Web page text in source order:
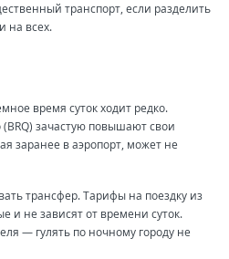
транспорт, если разделить
на всех.
время суток ходит редко.
зачастую повышают свои
заранее в аэропорт, может не
трансфер. Тарифы на поездку из
и не зависят от времени суток.
— гулять по ночному городу не